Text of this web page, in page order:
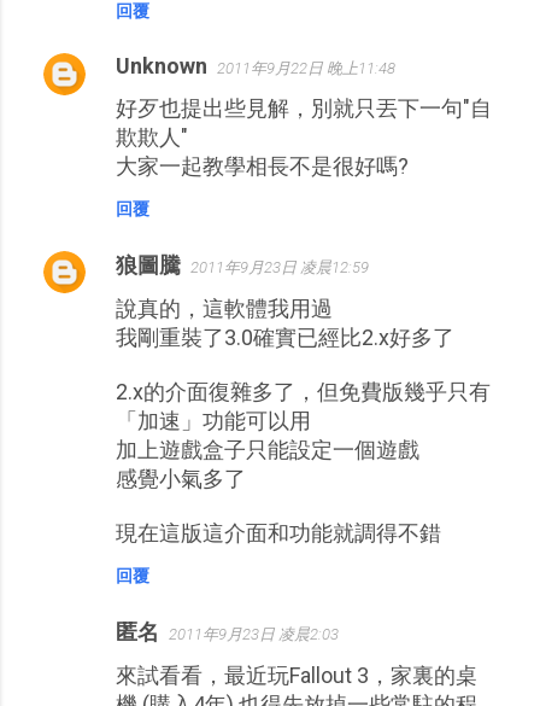
回覆
Unknown 2011年9月22日 晚上11:48
好歹也提出些見解，別就只丟下一句"自
欺欺人"
大家一起教學相長不是很好嗎?
回覆
狼圖騰 2011年9月23日 凌晨12:59
說真的，這軟體我用過
我剛重裝了3.0確實已經比2.x好多了
2.x的介面復雜多了，但免費版幾乎只有
「加速」功能可以用
加上遊戲盒子只能設定一個遊戲
感覺小氣多了
現在這版這介面和功能就調得不錯
回覆
匿名 2011年9月23日 凌晨2:03
來試看看，最近玩Fallout 3，家裏的桌